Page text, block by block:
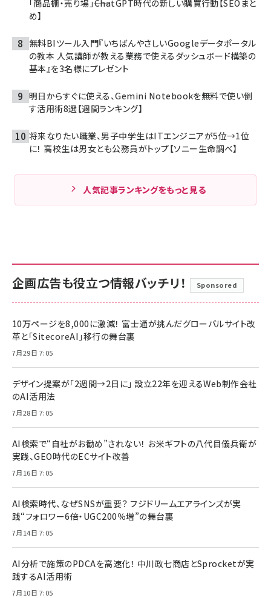
「商品棚・売り場」――ChatGPT時代の新しい購買行動【SEOまと
め】
無料BIツール入門『いちばんやさしいGoogleデータポータル
の教本 人気講師が教える業務で使えるダッシュボード構築の
基本』を3名様にプレゼント
明日からすぐに使える、Gemini Notebookを無料で使い倒
す活用術8選【週間ランキング】
将来なりたい職業、男子中学生はITエンジニアが5位→1位
に！ 高校生は男女とも公務員がトップ【ソニー生命調べ】
人気記事ランキングをもっと見る
企画広告も役立つ情報バッチリ！ Sponsored
10万ページを8,000に激減！ 富士通が挑んだグローバルサイト改
革と「SitecoreAI」移行の舞台裏
7月29日 7:05
デザイン提案が「2週間→2日に」 設立22年を迎えるWeb制作会社
のAI活用法
7月28日 7:05
AI検索で“自社がお勧め”されない！ お米ギフトの八代目儀兵衛が
実践、GEO時代のECサイト改善
7月16日 7:05
AI検索時代、なぜSNSが重要？ フジドリームエアラインズが実
践“フォロワー6倍・UGC200％増”の舞台裏
7月14日 7:05
AI分析で施策のPDCAを高速化！ 中川政七商店とSprocketが実
践するAI活用術
7月10日 7:05